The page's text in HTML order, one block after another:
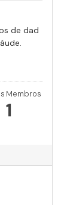
de dad
Membros
1